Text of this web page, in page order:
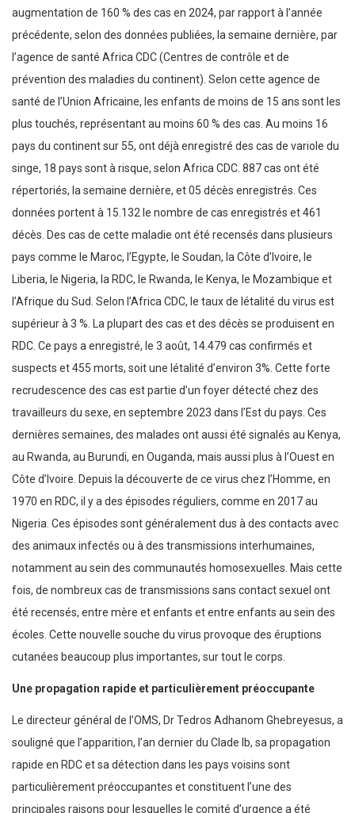
augmentation de 160 % des cas en 2024, par rapport à l’année
précédente, selon des données publiées, la semaine dernière, par
l’agence de santé Africa CDC (Centres de contrôle et de
prévention des maladies du continent). Selon cette agence de
santé de l’Union Africaine, les enfants de moins de 15 ans sont les
plus touchés, représentant au moins 60 % des cas. Au moins 16
pays du continent sur 55, ont déjà enregistré des cas de variole du
singe, 18 pays sont à risque, selon Africa CDC. 887 cas ont été
répertoriés, la semaine dernière, et 05 décès enregistrés. Ces
données portent à 15.132 le nombre de cas enregistrés et 461
décès. Des cas de cette maladie ont été recensés dans plusieurs
pays comme le Maroc, l’Egypte, le Soudan, la Côte d’Ivoire, le
Liberia, le Nigeria, la RDC, le Rwanda, le Kenya, le Mozambique et
l’Afrique du Sud. Selon l’Africa CDC, le taux de létalité du virus est
supérieur à 3 %. La plupart des cas et des décès se produisent en
RDC. Ce pays a enregistré, le 3 août, 14.479 cas confirmés et
suspects et 455 morts, soit une létalité d’environ 3%. Cette forte
recrudescence des cas est partie d’un foyer détecté chez des
travailleurs du sexe, en septembre 2023 dans l’Est du pays. Ces
dernières semaines, des malades ont aussi été signalés au Kenya,
au Rwanda, au Burundi, en Ouganda, mais aussi plus à l’Ouest en
Côte d’Ivoire. Depuis la découverte de ce virus chez l’Homme, en
1970 en RDC, il y a des épisodes réguliers, comme en 2017 au
Nigeria. Ces épisodes sont généralement dus à des contacts avec
des animaux infectés ou à des transmissions interhumaines,
notamment au sein des communautés homosexuelles. Mais cette
fois, de nombreux cas de transmissions sans contact sexuel ont
été recensés, entre mère et enfants et entre enfants au sein des
écoles. Cette nouvelle souche du virus provoque des éruptions
cutanées beaucoup plus importantes, sur tout le corps.
Une propagation rapide et particulièrement préoccupante
Le directeur général de l’OMS, Dr Tedros Adhanom Ghebreyesus, a
souligné que l’apparition, l’an dernier du Clade Ib, sa propagation
rapide en RDC et sa détection dans les pays voisins sont
particulièrement préoccupantes et constituent l’une des
principales raisons pour lesquelles le comité d’urgence a été